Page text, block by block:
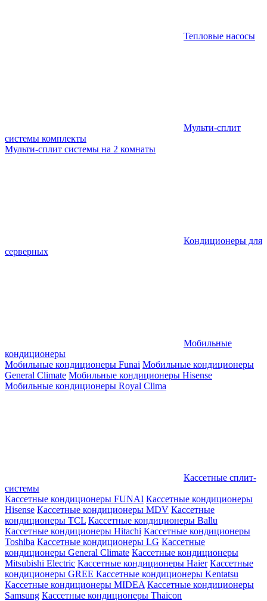
Тепловые насосы
Мульти-сплит
системы комплекты
Мульти-сплит системы на 2 комнаты
Кондиционеры для
серверных
Мобильные
кондиционеры
Мобильные кондиционеры Funai Мобильные кондиционеры
General Climate Мобильные кондиционеры Hisense
Мобильные кондиционеры Royal Clima
Кассетные сплит-
системы
Кассетные кондиционеры FUNAI Кассетные кондиционеры
Hisense Кассетные кондиционеры MDV Кассетные
кондиционеры TCL Кассетные кондиционеры Ballu
Кассетные кондиционеры Hitachi Кассетные кондиционеры
Toshiba Кассетные кондиционеры LG Кассетные
кондиционеры General Climate Кассетные кондиционеры
Mitsubishi Electric Кассетные кондиционеры Haier Кассетные
кондиционеры GREE Кассетные кондиционеры Kentatsu
Кассетные кондиционеры MIDEA Кассетные кондиционеры
Samsung Кассетные кондиционеры Thaicon